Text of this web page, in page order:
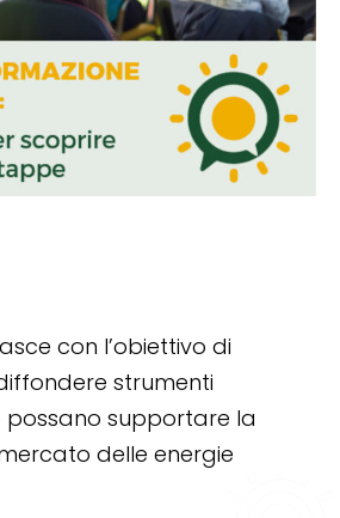
con l’obiettivo di
strumenti
possano supportare la
delle energie